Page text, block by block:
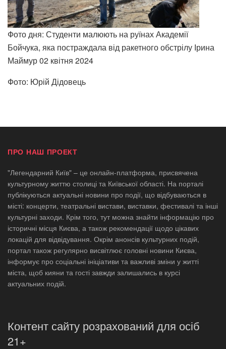
Фото дня: Студенти малюють на руїнах Академії
Бойчука, яка постраждала від ракетного обстрілу Ірина
Маймур02 квітня 2024
Фото: Юрій Дідовець
ПРО НАШ ПРОЕКТ
"Легендарний Київ" – це онлайн-платформа, присвячена
культурному життю столиці та Київської області. На порталі
публікуються актуальні новини про події, що відбуваються в
місті: концерти, театральні вистави, виставки, фестивалі та інші
культурні заходи. Крім того, тут можна знайти інформацію про
історичні місця Києва, а також рекомендації щодо цікавих
локацій для відвідування. Окрім анонсів культурних подій,
портал також регулярно висвітлює головні новини Києва,
інформує про соціальні ініціативи та важливі зміни у житті
міста, щоб кияни та гості завжди залишались в курсі
актуальних подій.
Контент сайту розрахований для осіб
21+